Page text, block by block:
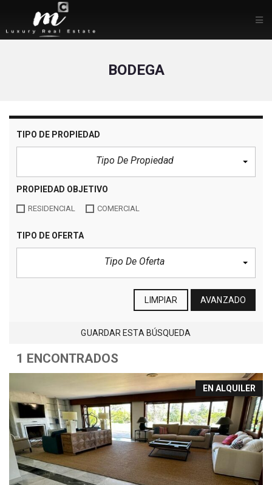
BODEGA
TIPO DE PROPIEDAD
Tipo De Propiedad
PROPIEDAD OBJETIVO
RESIDENCIAL COMERCIAL
TIPO DE OFERTA
Tipo De Oferta
LIMPIAR AVANZADO
GUARDAR ESTA BÚSQUEDA
1 ENCONTRADOS
EN ALQUILER